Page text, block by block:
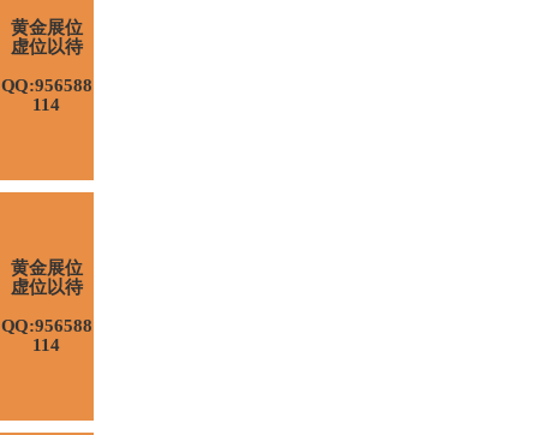
黄金展位
虚位以待
QQ:956588
114
黄金展位
虚位以待
QQ:956588
114